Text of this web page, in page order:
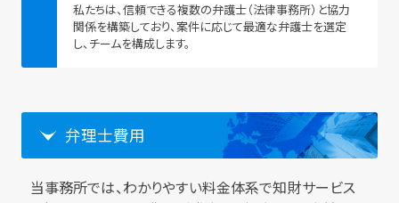
私たちは、信頼できる複数の弁護士（法律事務所）と協力
関係を構築しており、案件に応じて最適な弁護士を選定
し、チームを構成します。
弁理士費用
当事務所では、わかりやすい料金体系で知財サービス